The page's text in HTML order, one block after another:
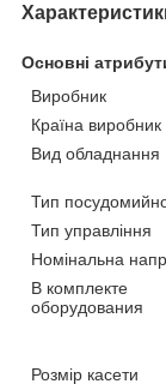
Основні
Виробник
Країна виробник
Вид обладнання
Тип
Тип управління
Номінальна
В комплекте
оборудования
Розмір касети